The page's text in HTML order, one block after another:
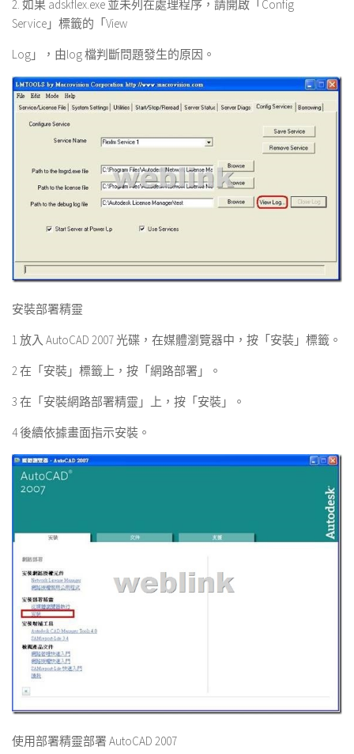
2. 如果 adskflex.exe 並未列在處理程序，請開啟「Config
Service」標籤的「View
Log」，由log 檔判斷問題發生的原因。
安裝部署精靈
1 放入 AutoCAD 2007 光碟，在媒體瀏覽器中，按「安裝」標籤。
2 在「安裝」標籤上，按「網路部署」。
3 在「安裝網路部署精靈」上，按「安裝」。
4 後續依據畫面指示安裝。
使用部署精靈部署AutoCAD 2007